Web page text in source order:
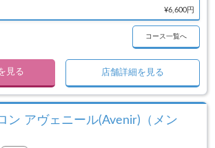
¥6,600円
コース一覧へ
見る 店舗詳細を見る
ン アヴェニール(Avenir)（メン